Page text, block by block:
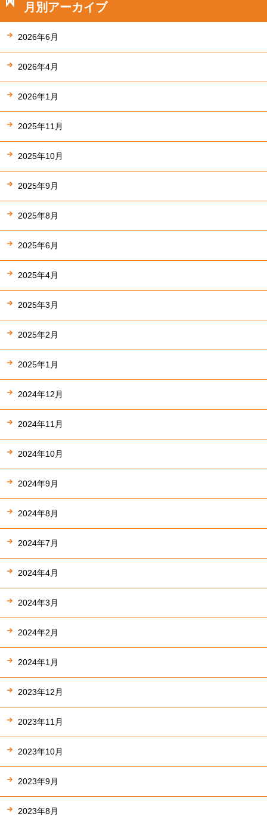
月別アーカイブ
2026年6月
2026年4月
2026年1月
2025年11月
2025年10月
2025年9月
2025年8月
2025年6月
2025年4月
2025年3月
2025年2月
2025年1月
2024年12月
2024年11月
2024年10月
2024年9月
2024年8月
2024年7月
2024年4月
2024年3月
2024年2月
2024年1月
2023年12月
2023年11月
2023年10月
2023年9月
2023年8月